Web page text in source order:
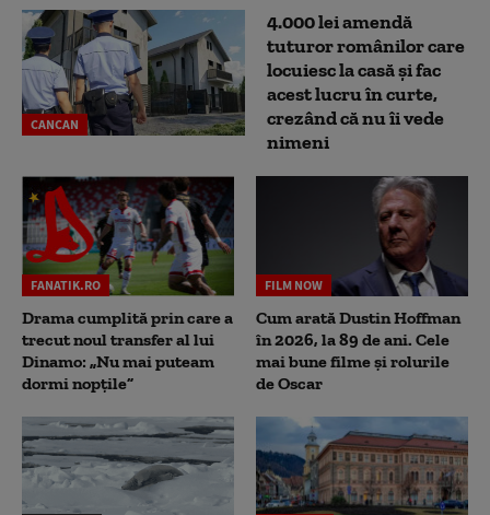
CANCAN
4.000 lei amendă
tuturor românilor care
locuiesc la casă și fac
acest lucru în curte,
crezând că nu îi vede
nimeni
FANATIK.RO
Drama cumplită prin care a
trecut noul transfer al lui
Dinamo: „Nu mai puteam
dormi nopțile”
FILM NOW
Cum arată Dustin Hoffman
în 2026, la 89 de ani. Cele
mai bune filme și rolurile
de Oscar